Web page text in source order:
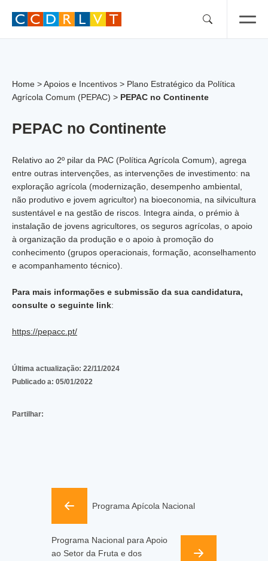
Home >Apoios e Incentivos > Plano Estratégico da Política
Agrícola Comum (PEPAC) > PEPAC no Continente
PEPAC no Continente
Relativo ao 2º pilar da PAC (Política Agrícola Comum), agrega
entre outras intervenções, as intervenções de investimento: na
exploração agrícola (modernização, desempenho ambiental,
não produtivo e jovem agricultor) na bioeconomia, na silvicultura
sustentável e na gestão de riscos. Integra ainda, o prémio à
instalação de jovens agricultores, os seguros agrícolas, o apoio
à organização da produção e o apoio à promoção do
conhecimento (grupos operacionais, formação, aconselhamento
e acompanhamento técnico).
Para mais informações e submissão da sua candidatura,
consulte o seguinte link:
https://pepacc.pt/
Última actualização: 22/11/2024
Publicado a: 05/01/2022
Partilhar:
Programa Apícola Nacional
Programa Nacional para Apoio
ao Setor da Fruta e dos